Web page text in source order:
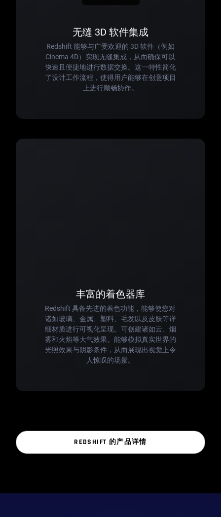
无缝 3D 软件集成
Redshift 能够与广受欢迎的 3D 软件（例如
Cinema 4D）实现无缝集成，从而确保可以
快速且便捷地进行数据交换。这一特性简化
了设计工作流程，使得用户能够在创意项目
上进行顺畅协作。
丰富的着色器库
Redshift 具备先进的着色功能，能够使您对
诸如玻璃、金属、塑料、毛发以及皮肤等详
细材质进行可视化呈现。可创建诸如云、烟
雾和火焰等大气效果。能够模拟真实世界的
光照效果与阴影条件，从而展现出视觉上令
人惊叹的场景。
REDSHIFT 的产品详情